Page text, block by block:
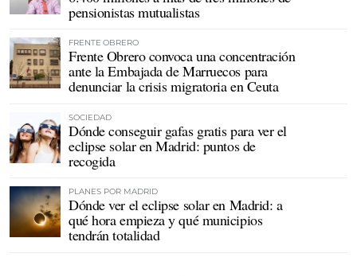
pensionistas mutualistas
FRENTE OBRERO
Frente Obrero convoca una concentración
ante la Embajada de Marruecos para
denunciar la crisis migratoria en Ceuta
SOCIEDAD
Dónde conseguir gafas gratis para ver el
eclipse solar en Madrid: puntos de
recogida
PLANES POR MADRID
Dónde ver el eclipse solar en Madrid: a
qué hora empieza y qué municipios
tendrán totalidad